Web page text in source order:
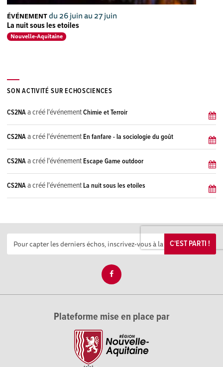
ÉVÉNEMENTdu 26 juin au 27 juin
La nuit sous les etoiles
Nouvelle-Aquitaine
SON ACTIVITÉ SUR ECHOSCIENCES
CS2NAa créé l'événementChimie et Terroir
CS2NAa créé l'événementEn fanfare - la sociologie du goût
CS2NAa créé l'événementEscape Game outdoor
CS2NAa créé l'événementLa nuit sous les etoiles
C'EST PARTI !
Plateforme mise en place par